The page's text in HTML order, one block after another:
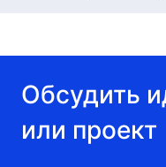
Обсудить
Обсудить
или проект